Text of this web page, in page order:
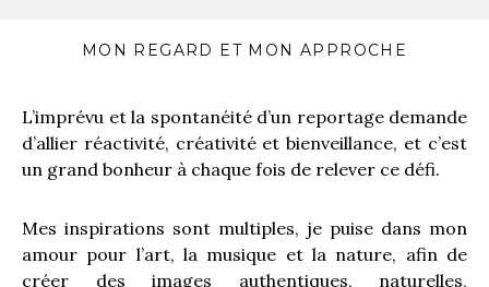
MON REGARD ET MON APPROCHE
L’imprévu et la spontanéité d’un reportage demande
d’allier réactivité, créativité et bienveillance, et c’est
un grand bonheur à chaque fois de relever ce défi.
Mes inspirations sont multiples, je puise dans mon
amour pour l’art, la musique et la nature, afin de
créer des images authentiques, naturelles,